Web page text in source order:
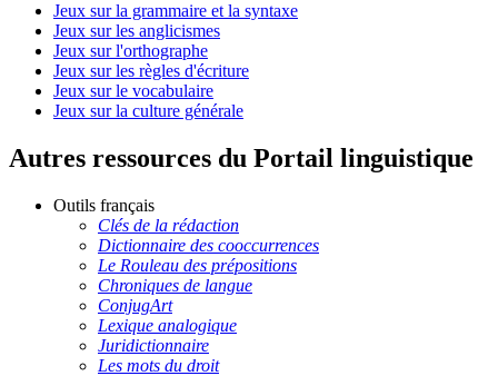
Jeux sur la grammaire et la syntaxe
Jeux sur les anglicismes
Jeux sur l'orthographe
Jeux sur les règles d'écriture
Jeux sur le vocabulaire
Jeux sur la culture générale
Autres ressources du Portail linguistique
Outils français
Clés de la rédaction
Dictionnaire des cooccurrences
Le Rouleau des prépositions
Chroniques de langue
ConjugArt
Lexique analogique
Juridictionnaire
Les mots du droit